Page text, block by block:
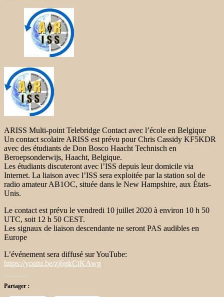
ARISS Multi-point Telebridge Contact avec l’école en Belgique
Un contact scolaire ARISS est prévu pour Chris Cassidy KF5KDR
avec des étudiants de Don Bosco Haacht Technisch en
Beroepsonderwijs, Haacht, Belgique.
Les étudiants discuteront avec l’ISS depuis leur domicile via
Internet. La liaison avec l’ISS sera exploitée par la station sol de
radio amateur AB1OC, située dans le New Hampshire, aux États-
Unis.
Le contact est prévu le vendredi 10 juillet 2020 à environ 10 h 50
UTC, soit 12 h 50 CEST.
Les signaux de liaison descendante ne seront PAS audibles en
Europe
L’événement sera diffusé sur YouTube:
https://youtu.be/zj6gkCtKAwg
Partager :